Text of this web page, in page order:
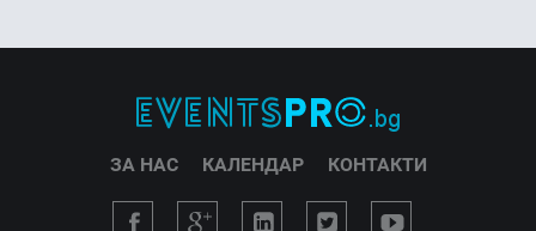
ЗА НАС КАЛЕНДАР КОНТАКТИ